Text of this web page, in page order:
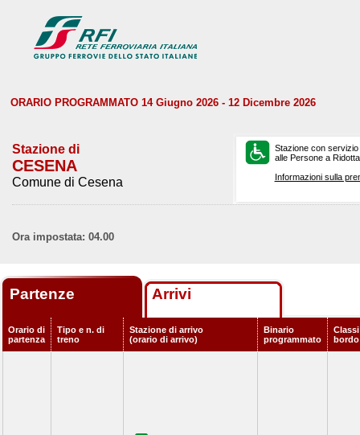
ORARIO PROGRAMMATO 14 Giugno 2026 - 12 Dicembre 2026
Stazione di
CESENA
Comune di Cesena
Stazione con
alle Persone a
Informazioni sulla
Ora impostata: 04.00
Partenze Arrivi
Orario di
partenza
Tipo e n. di
treno
Stazione di arrivo
(orario di arrivo)
Binario
programmato
bordo